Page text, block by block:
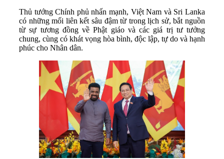
Thủ tướng Chính phủ nhấn mạnh, Việt Nam và Sri Lanka
có những mối liên kết sâu đậm từ trong lịch sử, bắt nguồn
từ sự tương đồng về Phật giáo và các giá trị tư tưởng
chung, cùng có khát vọng hòa bình, độc lập, tự do và hạnh
phúc cho Nhân dân.